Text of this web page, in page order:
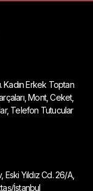
Kadın Erkek Toptan
Mont, Ceket,
Telefon Tutucular
Yıldız Cd. 26/A,
İstanbul